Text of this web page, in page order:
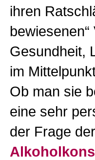
ihren
Gesundheit,
im
Ob man sie
eine sehr
der Frage